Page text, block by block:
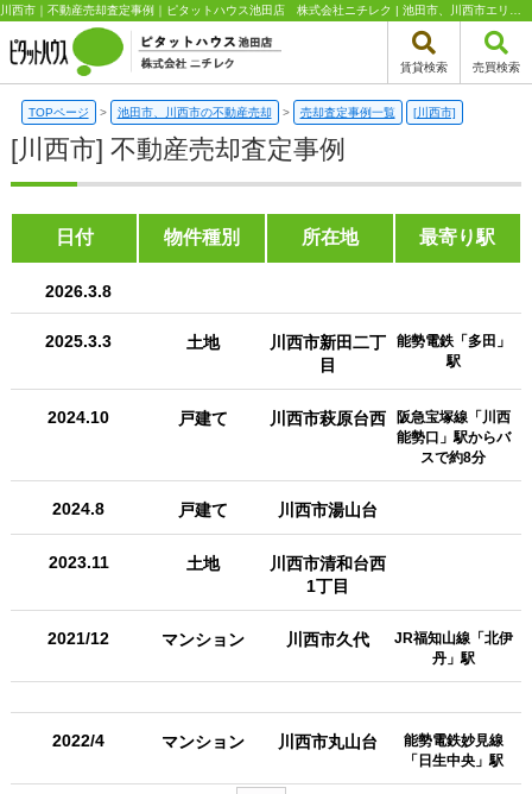
賃貸検索 売買検索
TOPページ > 池田市、川西市の不動産売却 > 売却査定事例一覧 [川西市]
[川西市] 不動産売却査定事例
日付 物件種別 所在地 最寄り駅
2026.3.8
2025.3.3 土地
川西市新田二丁
目
能勢電鉄「多田」
駅
2024.10 戸建て 川西市萩原台西
阪急宝塚線「川西
能勢口」駅からバ
スで約8分
2024.8 戸建て 川西市湯山台
2023.11 土地
川西市清和台西
1丁目
2021/12 マンション 川西市久代
JR福知山線「北伊
丹」駅
2022/4 マンション 川西市丸山台
能勢電鉄妙見線
「日生中央」駅